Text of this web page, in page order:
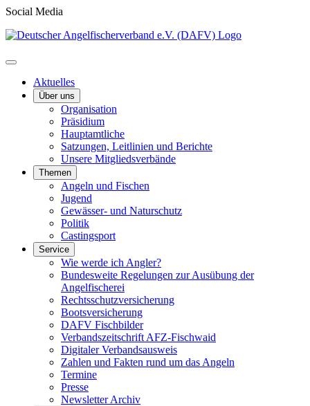
Social Media
Aktuelles
Über uns
Organisation
Präsidium
Hauptamtliche
Satzungen, Leitlinien und Berichte
Unsere Mitgliedsverbände
Themen
Angeln und Fischen
Jugend
Gewässer- und Naturschutz
Politik
Castingsport
Service
Wie werde ich Angler?
Bundesweite Regelungen zur Ausübung der
Angelfischerei
Rechtsschutzversicherung
Bootsversicherung
DAFV Fischbilder
Verbandszeitschrift AFZ-Fischwaid
Digitaler Verbandsausweis
Zahlen und Fakten rund um das Angeln
Termine
Presse
Newsletter Archiv